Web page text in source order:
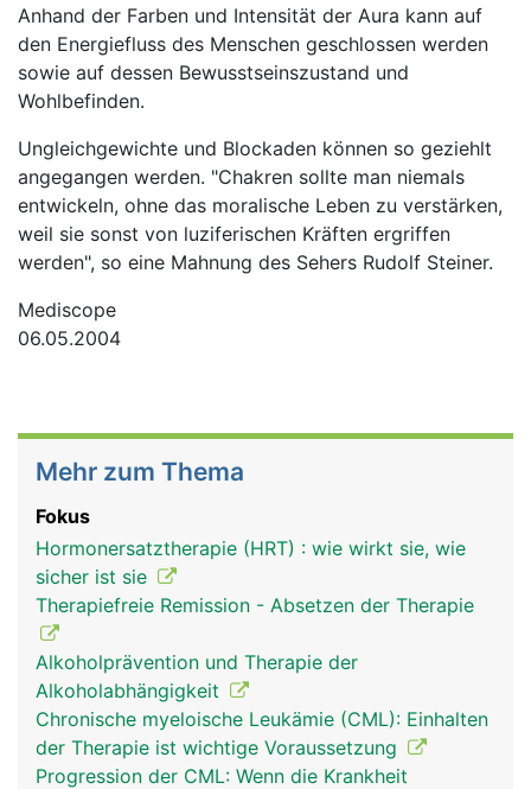
Anhand der Farben und Intensität der Aura kann auf
den Energiefluss des Menschen geschlossen werden
sowie auf dessen Bewusstseinszustand und
Wohlbefinden.
Ungleichgewichte und Blockaden können so geziehlt
angegangen werden. "Chakren sollte man niemals
entwickeln, ohne das moralische Leben zu verstärken,
weil sie sonst von luziferischen Kräften ergriffen
werden", so eine Mahnung des Sehers Rudolf Steiner.
Mediscope
06.05.2004
Mehr zum Thema
Fokus
Hormonersatztherapie (HRT) : wie wirkt sie, wie
sicher ist sie
Therapiefreie Remission - Absetzen der Therapie
Alkoholprävention und Therapie der
Alkoholabhängigkeit
Chronische myeloische Leukämie (CML): Einhalten
der Therapie ist wichtige Voraussetzung
Progression der CML: Wenn die Krankheit